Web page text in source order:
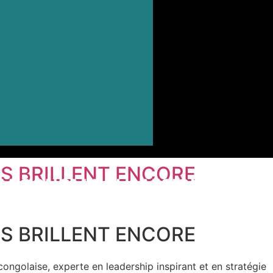
D’UNE
CENTRALE
BOUGER L’AFRIQUE
: LA VISION DE
BRILLENT ENCORE
BRILLENT ENCORE
experte en leadership inspirant et en stratégie